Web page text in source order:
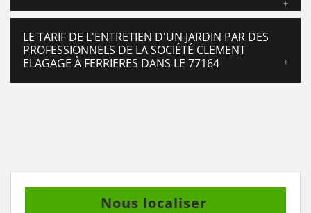
LE TARIF DE L'ENTRETIEN D'UN JARDIN PAR DES
PROFESSIONNELS DE LA SOCIÉTÉ CLEMENT
ELAGAGE À FERRIERES DANS LE 77164
Nous localiser